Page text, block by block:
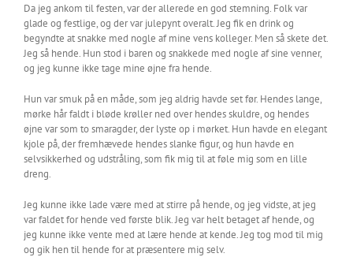
Da jeg ankom til festen, var der allerede en god stemning. Folk var
glade og festlige, og der var julepynt overalt. Jeg fik en drink og
begyndte at snakke med nogle af mine vens kolleger. Men så skete det.
Jeg så hende. Hun stod i baren og snakkede med nogle af sine venner,
og jeg kunne ikke tage mine øjne fra hende.
Hun var smuk på en måde, som jeg aldrig havde set før. Hendes lange,
mørke hår faldt i bløde krøller ned over hendes skuldre, og hendes
øjne var som to smaragder, der lyste op i mørket. Hun havde en elegant
kjole på, der fremhævede hendes slanke figur, og hun havde en
selvsikkerhed og udstråling, som fik mig til at føle mig som en lille
dreng.
Jeg kunne ikke lade være med at stirre på hende, og jeg vidste, at jeg
var faldet for hende ved første blik. Jeg var helt betaget af hende, og
jeg kunne ikke vente med at lære hende at kende. Jeg tog mod til mig
og gik hen til hende for at præsentere mig selv.